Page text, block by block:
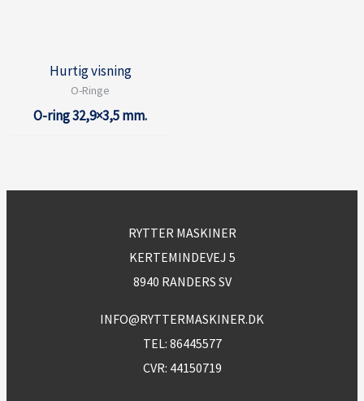
Hurtig visning
O-Ringe
O-ring 32,9×3,5 mm.
RYTTER MASKINER
KERTEMINDEVEJ 5
8940 RANDERS SV
INFO@RYTTERMASKINER.DK
TEL: 86445577
CVR: 44150719